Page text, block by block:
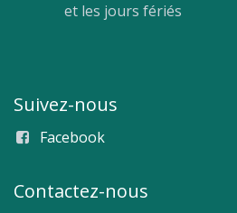
et les jours fériés
Suivez-nous
Facebook
Contactez-nous